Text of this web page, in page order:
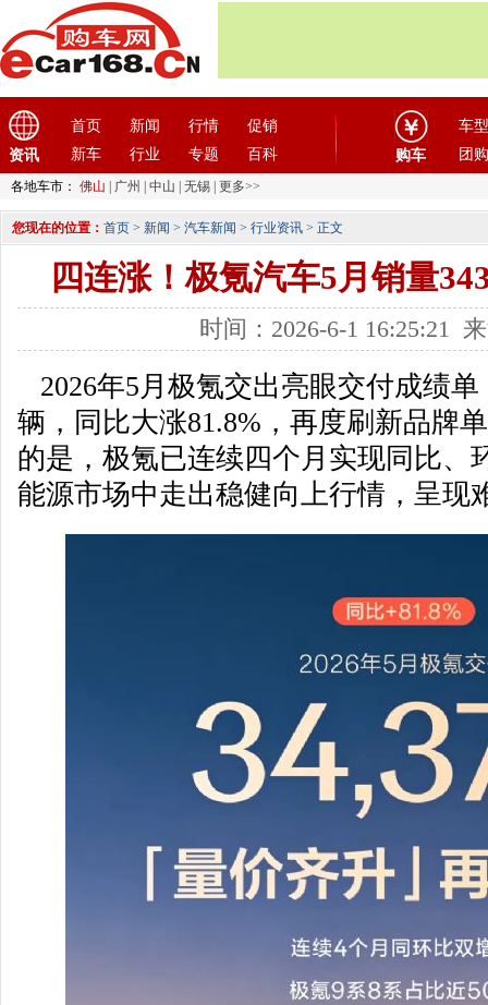
资讯
首页 新闻 行情
促销
新车
行业 专题 百科 购车
车型
团购
各地车市： 佛山 广州 中山 无锡 更多>>
您现在的位置： 首页 > 新闻 > 汽车新闻 > 行业资讯 > 正文
四连涨！极氪汽车5月销量
时间：2026-6-1 16:25:21
2026年5月极氪交出亮眼交付成绩单
辆，同比大涨81.8%，再度刷新品牌
的是，极氪已连续四个月实现同比、
能源市场中走出稳健向上行情，呈现